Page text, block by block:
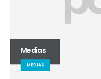
Medias
MEDIAS